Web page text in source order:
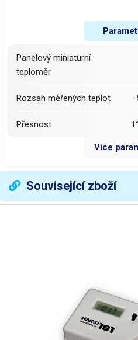
Panelový miniaturní
teploměr
Rozsah měřených teplot
Přesnost
Napájení
Váha balení [kg]:
Více
Související zboží